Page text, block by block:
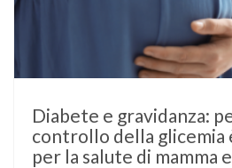
Diabete e gravidanza:
controllo della glicemia
per la salute di mamma